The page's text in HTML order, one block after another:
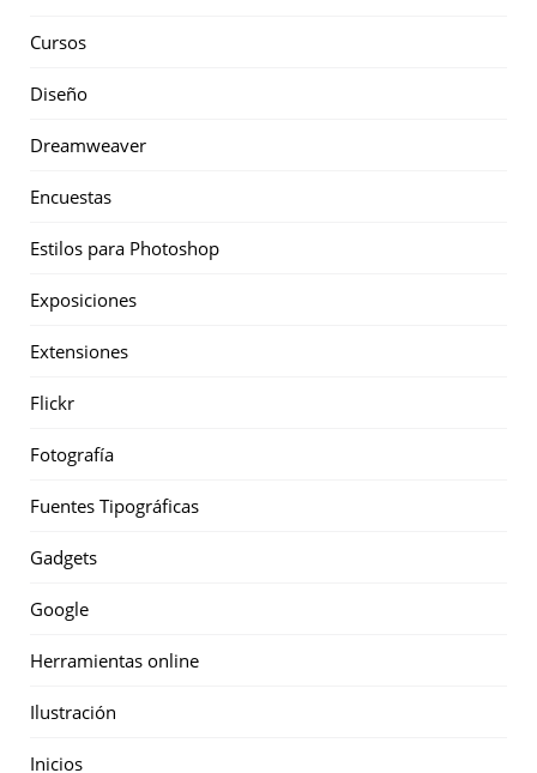
Cursos
Diseño
Dreamweaver
Encuestas
Estilos para Photoshop
Exposiciones
Extensiones
Flickr
Fotografía
Fuentes Tipográficas
Gadgets
Google
Herramientas online
Ilustración
Inicios